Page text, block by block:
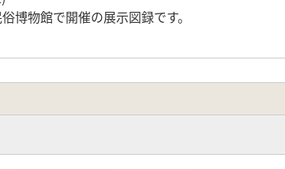
物館で開催の展示図録です。